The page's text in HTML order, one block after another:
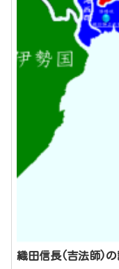
織田信長(吉法師)